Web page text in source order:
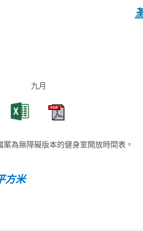
九月
案為無障礙版本的健身室開放時間表。
方米